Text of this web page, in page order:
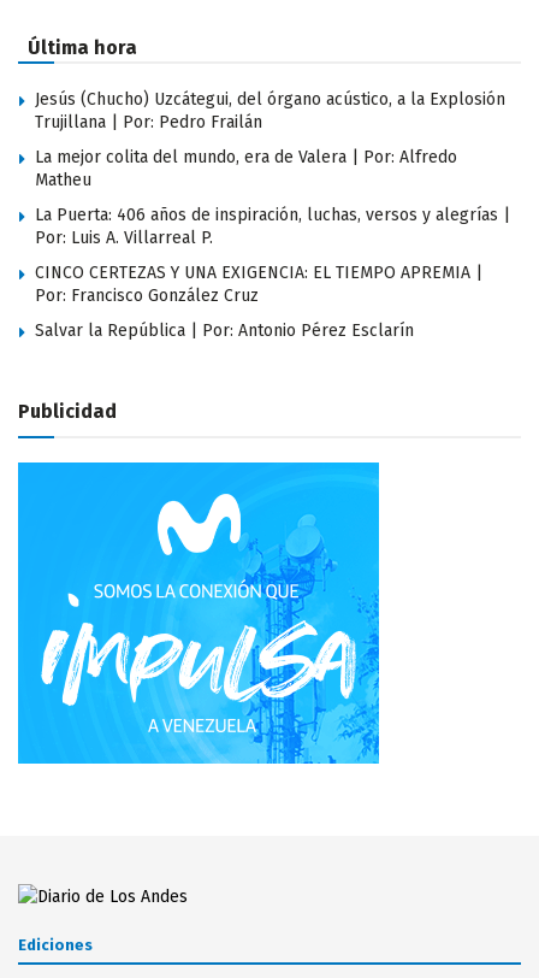
Última hora
Jesús (Chucho) Uzcátegui, del órgano acústico, a la Explosión
Trujillana | Por: Pedro Frailán
La mejor colita del mundo, era de Valera | Por: Alfredo
Matheu
La Puerta: 406 años de inspiración, luchas, versos y alegrías |
Por: Luis A. Villarreal P.
CINCO CERTEZAS Y UNA EXIGENCIA: EL TIEMPO APREMIA |
Por: Francisco González Cruz
Salvar la República | Por: Antonio Pérez Esclarín
Publicidad
Ediciones